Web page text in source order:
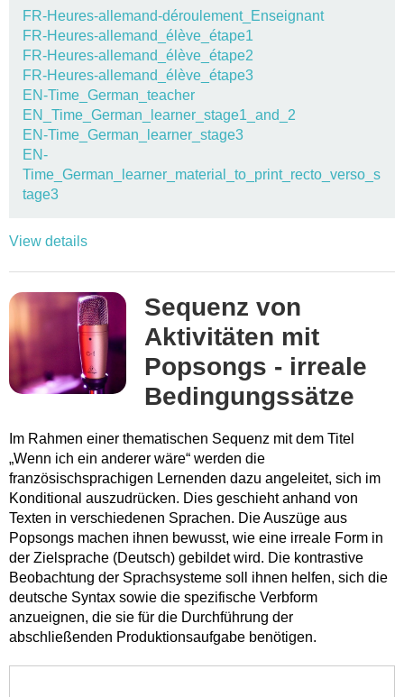
FR-Heures-allemand-déroulement_Enseignant
FR-Heures-allemand_élève_étape1
FR-Heures-allemand_élève_étape2
FR-Heures-allemand_élève_étape3
EN-Time_German_teacher
EN_Time_German_learner_stage1_and_2
EN-Time_German_learner_stage3
EN-
Time_German_learner_material_to_print_recto_verso_s
tage3
View details
Sequenz von
Aktivitäten mit
Popsongs - irreale
Bedingungssätze
Im Rahmen einer thematischen Sequenz mit dem Titel
„Wenn ich ein anderer wäre“ werden die
französischsprachigen Lernenden dazu angeleitet, sich im
Konditional auszudrücken. Dies geschieht anhand von
Texten in verschiedenen Sprachen. Die Auszüge aus
Popsongs machen ihnen bewusst, wie eine irreale Form in
der Zielsprache (Deutsch) gebildet wird. Die kontrastive
Beobachtung der Sprachsysteme soll ihnen helfen, sich die
deutsche Syntax sowie die spezifische Verbform
anzueignen, die sie für die Durchführung der
abschließenden Produktionsaufgabe benötigen.